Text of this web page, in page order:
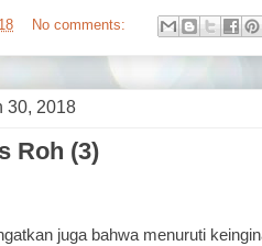
No comments:
30, 2018
Roh (3)
juga bahwa menuruti